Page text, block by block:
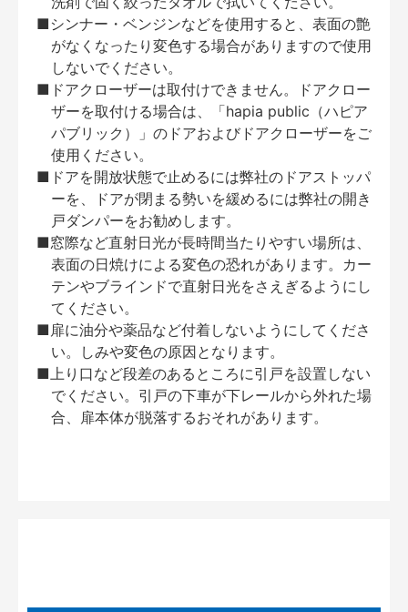
■シンナー・ベンジンなどを使用すると、表面の艶
がなくなったり変色する場合がありますので使用
しないでください。
■ドアクローザーは取付けできません。ドアクロー
ザーを取付ける場合は、「hapia public（ハピア
パブリック）」のドアおよびドアクローザーをご
使用ください。
■ドアを開放状態で止めるには弊社のドアストッパ
ーを、ドアが閉まる勢いを緩めるには弊社の開き
戸ダンパーをお勧めします。
■窓際など直射日光が長時間当たりやすい場所は、
表面の日焼けによる変色の恐れがあります。カー
テンやブラインドで直射日光をさえぎるようにし
てください。
■扉に油分や薬品など付着しないようにしてくださ
い。しみや変色の原因となります。
■上り口など段差のあるところに引戸を設置しない
でください。引戸の下車が下レールから外れた場
合、扉本体が脱落するおそれがあります。